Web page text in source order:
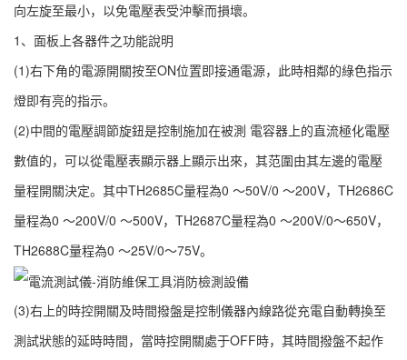
向左旋至最小，以免電壓表受沖擊而損壞。
1、面板上各器件之功能說明
(1)右下角的電源開關按至ON位置即接通電源，此時相鄰的綠色指示
燈即有亮的指示。
(2)中間的電壓調節旋鈕是控制施加在被測 電容器上的直流極化電壓
數值的，可以從電壓表顯示器上顯示出來，其范圍由其左邊的電壓
量程開關決定。其中TH2685C量程為0 ～50V/0 ～200V，TH2686C
量程為0 ～200V/0 ～500V，TH2687C量程為0 ～200V/0～650V，
TH2688C量程為0 ～25V/0～75V。
(3)右上的時控開關及時間撥盤是控制儀器內線路從充電自動轉換至
測試狀態的延時時間，當時控開關處于OFF時，其時間撥盤不起作